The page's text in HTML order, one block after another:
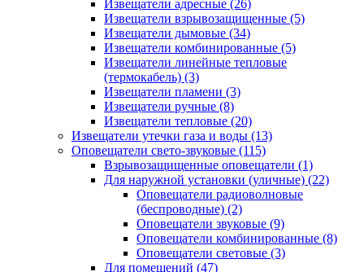
Извещатели адресные (26)
Извещатели взрывозащищенные (5)
Извещатели дымовые (34)
Извещатели комбинированные (5)
Извещатели линейные тепловые
(термокабель) (3)
Извещатели пламени (3)
Извещатели ручные (8)
Извещатели тепловые (20)
Извещатели утечки газа и воды (13)
Оповещатели свето-звуковые (115)
Взрывозащищенные оповещатели (1)
Для наружной установки (уличные) (22)
Оповещатели радиоволновые
(беспроводные) (2)
Оповещатели звуковые (9)
Оповещатели комбинированные (8)
Оповещатели световые (3)
Для помещений (47)